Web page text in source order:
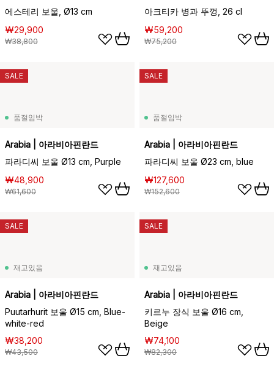
에스테리 보울, Ø13 cm
₩29,900
₩38,800
아크티카 병과 뚜껑, 26 cl
₩59,200
₩75,200
품절임박
Arabia | 아라비아핀란드
파라디씨 보울 Ø13 cm, Purple
₩48,900
₩61,600
SALE
품절임박
Arabia | 아라비아핀란드
파라디씨 보울 Ø23 cm, blue
₩127,600
₩152,600
SALE
재고있음
Arabia | 아라비아핀란드
Puutarhurit 보울 Ø15 cm, Blue-
white-red
₩38,200
₩43,500
SALE
재고있음
Arabia | 아라비아핀란드
키르누 장식 보울 Ø16 cm,
Beige
₩74,100
₩82,300
SALE